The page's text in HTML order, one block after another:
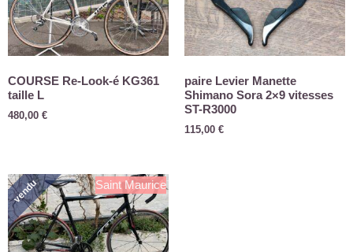
COURSE Re-Look-é KG361
taille L
480,00 €
paire Levier Manette
Shimano Sora 2×9 vitesses
ST-R3000
115,00 €
Saint Maurice
vendu